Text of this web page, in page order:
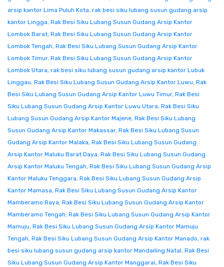
arsip kantor Lima Puluh Kota, rak besi siku lubang susun gudang arsip
kantor Lingga, Rak Besi Siku Lubang Susun Gudang Arsip Kantor
Lombok Barat, Rak Besi Siku Lubang Susun Gudang Arsip Kantor
Lombok Tengah, Rak Besi Siku Lubang Susun Gudang Arsip Kantor
Lombok Timur, Rak Besi Siku Lubang Susun Gudang Arsip Kantor
Lombok Utara, rak besi siku lubang susun gudang arsip kantor Lubuk
Linggau, Rak Besi Siku Lubang Susun Gudang Arsip Kantor Luwu, Rak
Besi Siku Lubang Susun Gudang Arsip Kantor Luwu Timur, Rak Besi
Siku Lubang Susun Gudang Arsip Kantor Luwu Utara, Rak Besi Siku
Lubang Susun Gudang Arsip Kantor Majene, Rak Besi Siku Lubang
Susun Gudang Arsip Kantor Makassar, Rak Besi Siku Lubang Susun
Gudang Arsip Kantor Malaka, Rak Besi Siku Lubang Susun Gudang
Arsip Kantor Maluku Barat Daya, Rak Besi Siku Lubang Susun Gudang
Arsip Kantor Maluku Tengah, Rak Besi Siku Lubang Susun Gudang Arsip
Kantor Maluku Tenggara, Rak Besi Siku Lubang Susun Gudang Arsip
Kantor Mamasa, Rak Besi Siku Lubang Susun Gudang Arsip Kantor
Mamberamo Raya, Rak Besi Siku Lubang Susun Gudang Arsip Kantor
Mamberamo Tengah, Rak Besi Siku Lubang Susun Gudang Arsip Kantor
Mamuju, Rak Besi Siku Lubang Susun Gudang Arsip Kantor Mamuju
Tengah, Rak Besi Siku Lubang Susun Gudang Arsip Kantor Manado, rak
besi siku lubang susun gudang arsip kantor Mandailing Natal, Rak Besi
Siku Lubang Susun Gudang Arsip Kantor Manggarai, Rak Besi Siku